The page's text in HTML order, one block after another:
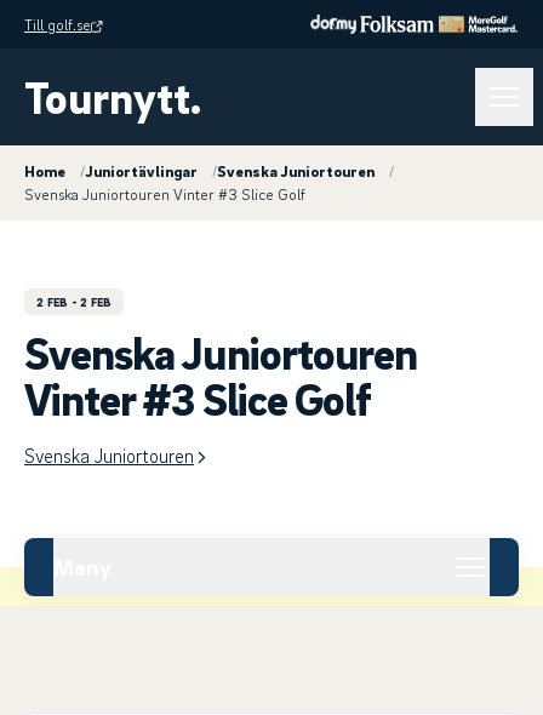
Till golf.se
Tournytt.
Home /Juniortävlingar /Svenska Juniortouren
/
Svenska Juniortouren Vinter #3 Slice Golf
2 FEB - 2 FEB
Svenska Juniortouren
Vinter #3 Slice Golf
Svenska Juniortouren